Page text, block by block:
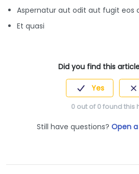
Aspernatur aut odit aut fugit eos
Et quasi
Did you find this
Yes
0out of 0found this
Still have questions? Open